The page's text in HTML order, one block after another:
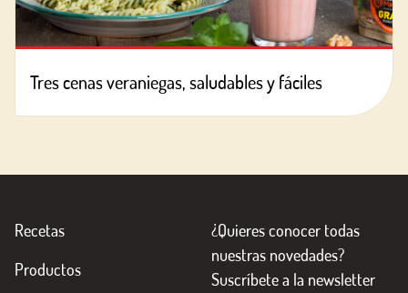
Tres cenas veraniegas, saludables y fáciles
Recetas
Productos
¿Quieres conocer todas
nuestras novedades?
Suscríbete a la newsletter